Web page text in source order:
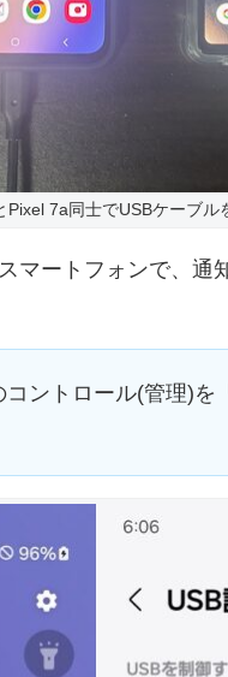
Pixel 7a同士でUSBケーブル
マートフォンで、通
ントロール(管理)を